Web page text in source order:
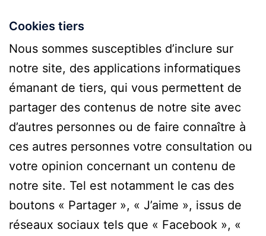
Cookies tiers
Nous sommes susceptibles d’inclure sur
notre site, des applications informatiques
émanant de tiers, qui vous permettent de
partager des contenus de notre site avec
d’autres personnes ou de faire connaître à
ces autres personnes votre consultation ou
votre opinion concernant un contenu de
notre site. Tel est notamment le cas des
boutons « Partager », « J’aime », issus de
réseaux sociaux tels que « Facebook », «